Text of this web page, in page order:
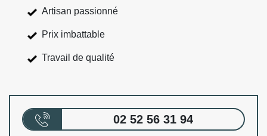
Artisan passionné
Prix imbattable
Travail de qualité
02 52 56 31 94